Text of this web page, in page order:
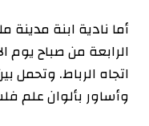
أما نادية ابنة
الرابعة من صباح
اتجاه الرباط. وتحمل
وأساور بألوان علم